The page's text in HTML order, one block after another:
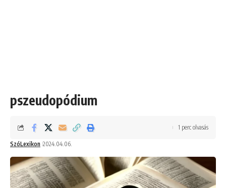
pszeudopódium
SzóLexikon 2024.04.06.
1 perc olvasás